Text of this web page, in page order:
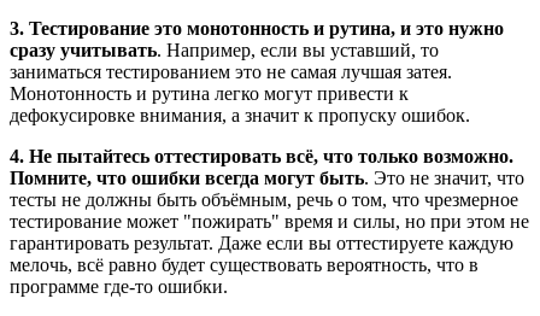
3. Тестирование это монотонность и рутина, и это нужно
сразу учитывать. Например, если вы уставший, то
заниматься тестированием это не самая лучшая затея.
Монотонность и рутина легко могут привести к
дефокусировке внимания, а значит к пропуску ошибок.
4. Не пытайтесь оттестировать всё, что только возможно.
Помните, что ошибки всегда могут быть. Это не значит, что
тесты не должны быть объёмным, речь о том, что чрезмерное
тестирование может "пожирать" время и силы, но при этом не
гарантировать результат. Даже если вы оттестируете каждую
мелочь, всё равно будет существовать вероятность, что в
программе где-то ошибки.